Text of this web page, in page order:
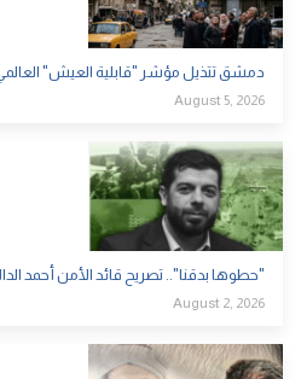
دمشق تتذيل مؤشر "قابلية العيش" العالمي
August 5, 2026
"حطوها بدقنا".. تصريح قائد الأمن أحمد
August 2, 2026